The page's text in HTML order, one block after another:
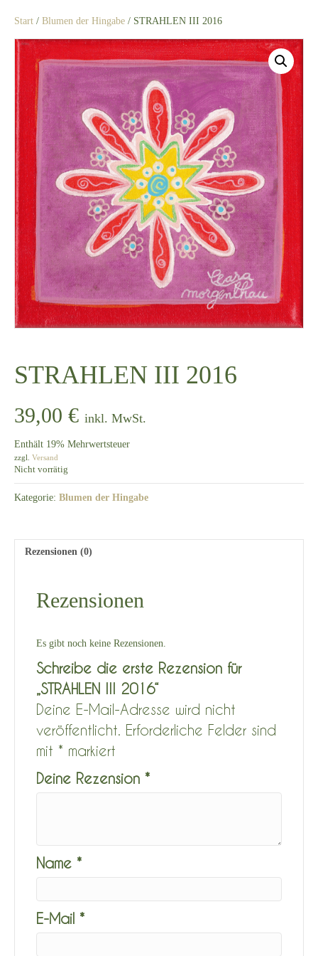
Start / Blumen der Hingabe / STRAHLEN III 2016
STRAHLEN III 2016
39,00 € inkl. MwSt.
Enthält 19% Mehrwertsteuer
zzgl. Versand
Nicht vorrätig
Kategorie: Blumen der Hingabe
Rezensionen (0)
Rezensionen
Es gibt noch keine Rezensionen.
Schreibe die erste Rezension für
„STRAHLEN III 2016“
Deine E-Mail-Adresse wird nicht
veröffentlicht. Erforderliche Felder sind
mit * markiert
Deine Rezension *
Name *
E-Mail *